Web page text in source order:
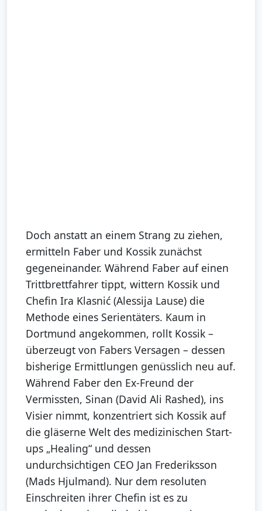
Doch anstatt an einem Strang zu ziehen,
ermitteln Faber und Kossik zunächst
gegeneinander. Während Faber auf einen
Trittbrettfahrer tippt, wittern Kossik und
Chefin Ira Klasnić (Alessija Lause) die
Methode eines Serientäters. Kaum in
Dortmund angekommen, rollt Kossik –
überzeugt von Fabers Versagen – dessen
bisherige Ermittlungen genüsslich neu auf.
Während Faber den Ex-Freund der
Vermissten, Sinan (David Ali Rashed), ins
Visier nimmt, konzentriert sich Kossik auf
die gläserne Welt des medizinischen Start-
ups „Healing“ und dessen
undurchsichtigen CEO Jan Frederiksson
(Mads Hjulmand). Nur dem resoluten
Einschreiten ihrer Chefin ist es zu